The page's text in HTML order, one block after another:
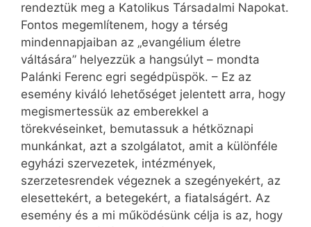
rendeztük meg a Katolikus Társadalmi Napokat.
Fontos megemlítenem, hogy a térség
mindennapjaiban az „evangélium életre
váltására” helyezzük a hangsúlyt – mondta
Palánki Ferenc egri segédpüspök. – Ez az
esemény kiváló lehetőséget jelentett arra, hogy
megismertessük az emberekkel a
törekvéseinket, bemutassuk a hétköznapi
munkánkat, azt a szolgálatot, amit a különféle
egyházi szervezetek, intézmények,
szerzetesrendek végeznek a szegényekért, az
elesettekért, a betegekért, a fiatalságért. Az
esemény és a mi működésünk célja is az, hogy